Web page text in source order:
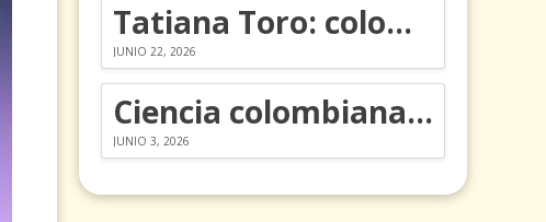
Tatiana Toro: colombiana que cambió la historia de las matemáticas
JUNIO 22, 2026
Ciencia colombiana en la revolución de los órganos en chips
JUNIO 3, 2026